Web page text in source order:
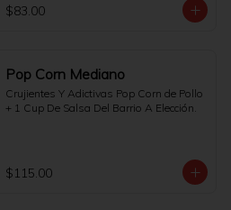
$83.00
Pop Corn Mediano
Crujientes Y Adictivas Pop Corn de Pollo
+ 1 Cup De Salsa Del Barrio A Elección.
$115.00